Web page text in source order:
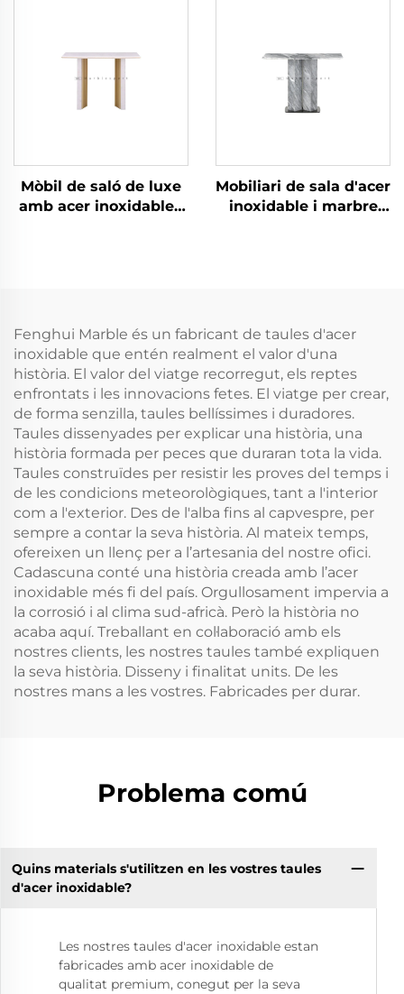
Mòbil de saló de luxe
amb acer inoxidable i
Mobiliari de sala d'acer
inoxidable i marbre
Fenghui Marble és un fabricant de taules d'acer
inoxidable que entén realment el valor d'una
història. El valor del viatge recorregut, els reptes
enfrontats i les innovacions fetes. El viatge per crear,
de forma senzilla, taules bellíssimes i duradores.
Taules dissenyades per explicar una història, una
història formada per peces que duraran tota la vida.
Taules construïdes per resistir les proves del temps i
de les condicions meteorològiques, tant a l'interior
com a l'exterior. Des de l'alba fins al capvespre, per
sempre a contar la seva història. Al mateix temps,
ofereixen un llenç per a l’artesania del nostre ofici.
Cadascuna conté una història creada amb l’acer
inoxidable més fi del país. Orgullosament impervia a
la corrosió i al clima sud-africà. Però la història no
acaba aquí. Treballant en col·laboració amb els
nostres clients, les nostres taules també expliquen
la seva història. Disseny i finalitat units. De les
nostres mans a les vostres. Fabricades per durar.
Problema comú
Quins materials s'utilitzen en les vostres taules
d'acer inoxidable?
Les nostres taules d'acer inoxidable estan
fabricades amb acer inoxidable de
qualitat premium, conegut per la seva